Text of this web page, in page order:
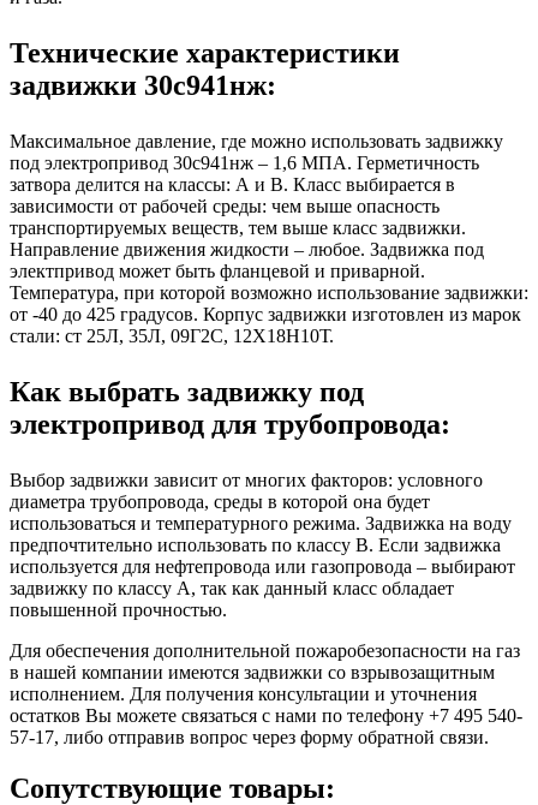
Технические характеристики
задвижки 30с941нж:
Максимальное давление, где можно использовать задвижку
под электропривод 30с941нж – 1,6 МПА. Герметичность
затвора делится на классы: А и В. Класс выбирается в
зависимости от рабочей среды: чем выше опасность
транспортируемых веществ, тем выше класс задвижки.
Направление движения жидкости – любое. Задвижка под
электпривод может быть фланцевой и приварной.
Температура, при которой возможно использование задвижки:
от -40 до 425 градусов. Корпус задвижки изготовлен из марок
стали: ст 25Л, 35Л, 09Г2С, 12Х18Н10Т.
Как выбрать задвижку под
электропривод для трубопровода:
Выбор задвижки зависит от многих факторов: условного
диаметра трубопровода, среды в которой она будет
использоваться и температурного режима. Задвижка на воду
предпочтительно использовать по классу В. Если задвижка
используется для нефтепровода или газопровода – выбирают
задвижку по классу А, так как данный класс обладает
повышенной прочностью.
Для обеспечения дополнительной пожаробезопасности на газ
в нашей компании имеются задвижки со взрывозащитным
исполнением. Для получения консультации и уточнения
остатков Вы можете связаться с нами по телефону +7 495 540-
57-17, либо отправив вопрос через форму обратной связи.
Сопутствующие товары: